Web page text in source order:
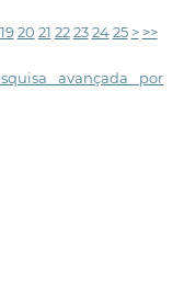
19 20 21 22 23 24 25 > >>
avançada por